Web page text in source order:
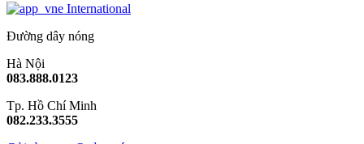
International
Đường dây nóng
Hà Nội
083.888.0123
Tp. Hồ Chí Minh
082.233.3555